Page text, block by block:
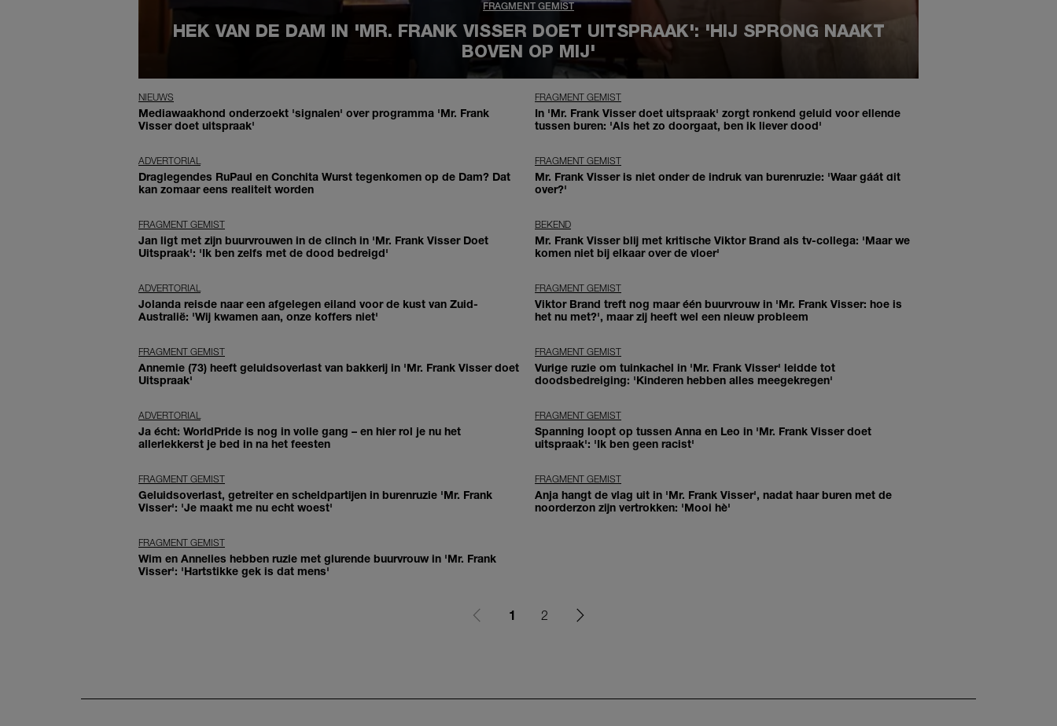
FRAGMENT GEMIST
HEK VAN DE DAM IN 'MR. FRANK VISSER DOET UITSPRAAK': 'HIJ SPRONG NAAKT
BOVEN OP MIJ'
NIEUWS
Mediawaakhond onderzoekt 'signalen' over programma 'Mr. Frank
Visser doet uitspraak'
FRAGMENT GEMIST
In 'Mr. Frank Visser doet uitspraak' zorgt ronkend geluid voor ellende
tussen buren: 'Als het zo doorgaat, ben ik liever dood'
ADVERTORIAL
Draglegendes RuPaul en Conchita Wurst tegenkomen op de Dam? Dat
kan zomaar eens realiteit worden
FRAGMENT GEMIST
Mr. Frank Visser is niet onder de indruk van burenruzie: 'Waar gáát dit
over?'
FRAGMENT GEMIST
Jan ligt met zijn buurvrouwen in de clinch in 'Mr. Frank Visser Doet
Uitspraak': 'Ik ben zelfs met de dood bedreigd'
BEKEND
Mr. Frank Visser blij met kritische Viktor Brand als tv-collega: 'Maar we
komen niet bij elkaar over de vloer'
ADVERTORIAL
Jolanda reisde naar een afgelegen eiland voor de kust van Zuid-
Australië: 'Wij kwamen aan, onze koffers niet'
FRAGMENT GEMIST
Viktor Brand treft nog maar één buurvrouw in 'Mr. Frank Visser: hoe is
het nu met?', maar zij heeft wel een nieuw probleem
FRAGMENT GEMIST
Annemie (73) heeft geluidsoverlast van bakkerij in 'Mr. Frank Visser doet
Uitspraak'
FRAGMENT GEMIST
Vurige ruzie om tuinkachel in 'Mr. Frank Visser' leidde tot
doodsbedreiging: 'Kinderen hebben alles meegekregen'
ADVERTORIAL
Ja écht: WorldPride is nog in volle gang – en hier rol je nu het
allerlekkerst je bed in na het feesten
FRAGMENT GEMIST
Spanning loopt op tussen Anna en Leo in 'Mr. Frank Visser doet
uitspraak': 'Ik ben geen racist'
FRAGMENT GEMIST
Geluidsoverlast, getreiter en scheldpartijen in burenruzie 'Mr. Frank
Visser': 'Je maakt me nu echt woest'
FRAGMENT GEMIST
Anja hangt de vlag uit in 'Mr. Frank Visser', nadat haar buren met de
noorderzon zijn vertrokken: 'Mooi hè'
FRAGMENT GEMIST
Wim en Annelies hebben ruzie met glurende buurvrouw in 'Mr. Frank
Visser': 'Hartstikke gek is dat mens'
1 2